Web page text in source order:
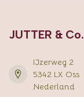
JUTTER & Co.
IJzerweg 2
5342 LX Oss
Nederland